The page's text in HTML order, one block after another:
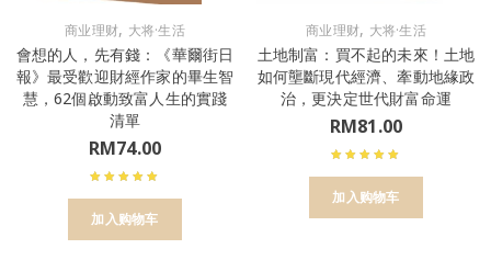
商业理财, 大将·生活
會想的人，先有錢：《華爾街日
報》最受歡迎財經作家的畢生智
慧，62個啟動致富人生的實踐
清單
RM74.00
加入购物车
商业理财, 大将·生活
土地制富：買不起的未來！土地
如何壟斷現代經濟、牽動地緣政
治，更決定世代財富命運
RM81.00
加入购物车